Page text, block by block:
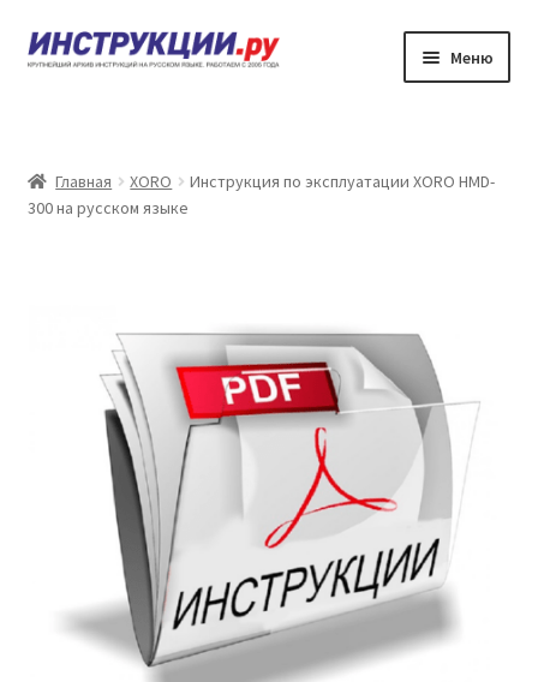
Перейти
к
Перейти
к
Меню
Каталог инструкций по эксплуатации
Контакты
Главная XORO
Инструкция по эксплуатации XORO HMD-
300 на русском языке